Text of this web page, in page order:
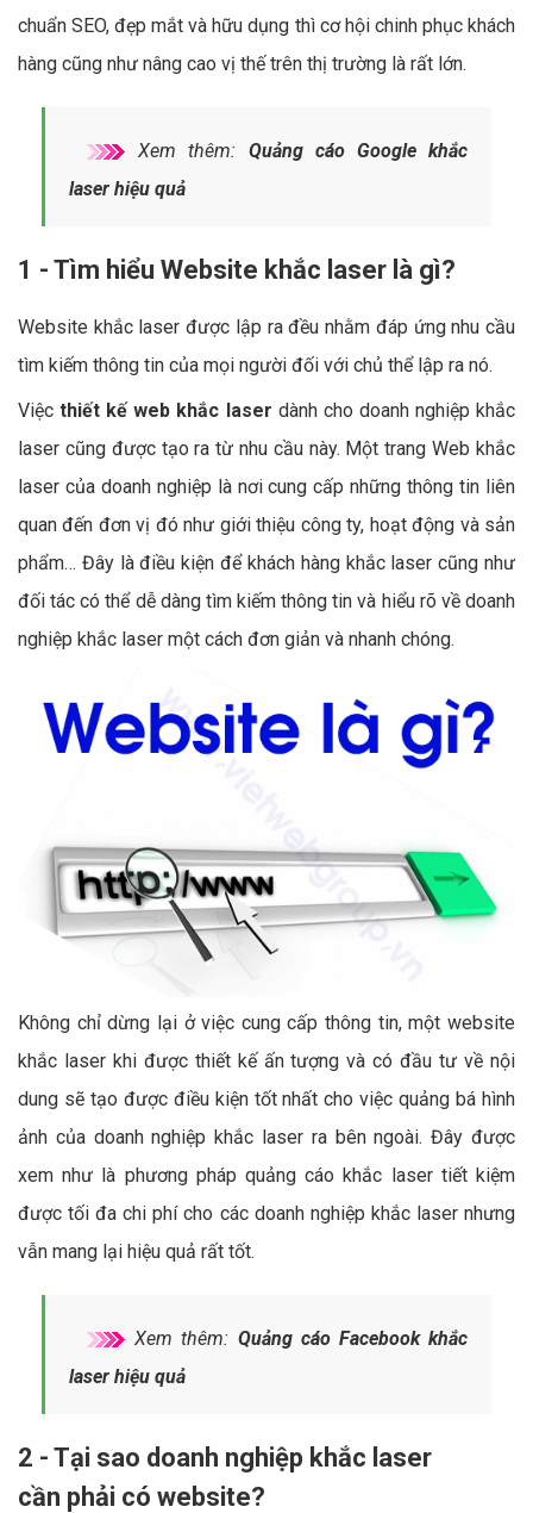
chuẩn SEO, đẹp mắt và hữu dụng thì cơ hội chinh phục khách
hàng cũng như nâng cao vị thế trên thị trường là rất lớn.
Xem thêm: Quảng cáo Google khắc
laser hiệu quả
1 - Tìm hiểu Website khắc laser là gì?
Website khắc laser được lập ra đều nhằm đáp ứng nhu cầu
tìm kiếm thông tin của mọi người đối với chủ thể lập ra nó.
Việcthiết kế web khắc laser dành cho doanh nghiệp khắc
laser cũng được tạo ra từ nhu cầu này. Một trang Web khắc
laser của doanh nghiệp là nơi cung cấp những thông tin liên
quan đến đơn vị đó như giới thiệu công ty, hoạt động và sản
phẩm… Đây là điều kiện để khách hàng khắc laser cũng như
đối tác có thể dễ dàng tìm kiếm thông tin và hiểu rõ về doanh
nghiệp khắc laser một cách đơn giản và nhanh chóng.
Không chỉ dừng lại ở việc cung cấp thông tin, một website
khắc laser khi được thiết kế ấn tượng và có đầu tư về nội
dung sẽ tạo được điều kiện tốt nhất cho việc quảng bá hình
ảnh của doanh nghiệp khắc laser ra bên ngoài. Đây được
xem như là phương pháp quảng cáo khắc laser tiết kiệm
được tối đa chi phí cho các doanh nghiệp khắc laser nhưng
vẫn mang lại hiệu quả rất tốt.
Xem thêm: Quảng cáo Facebook khắc
laser hiệu quả
2 - Tại sao doanh nghiệp khắc laser
cần phải có website?